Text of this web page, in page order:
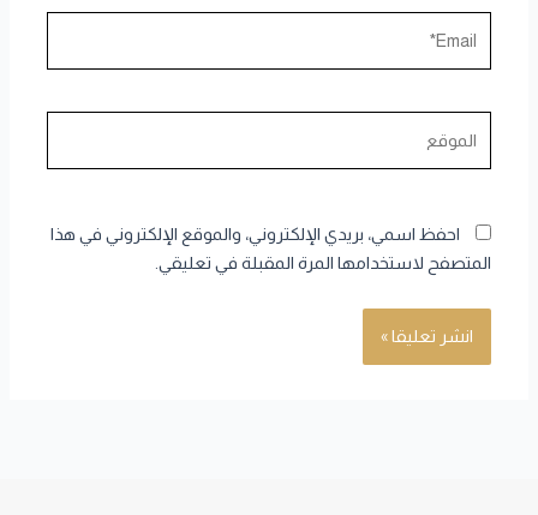
احفظ اسمي، بريدي الإلكتروني، والموقع الإلكتروني في هذا
المتصفح لاستخدامها المرة المقبلة في تعليقي.